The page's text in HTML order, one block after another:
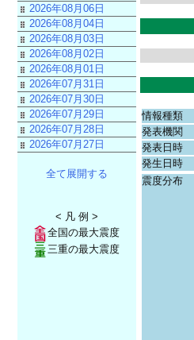
2026年08月06日
2026年08月04日
2026年08月03日
2026年08月02日
2026年08月01日
2026年07月31日
2026年07月30日
2026年07月29日
2026年07月28日
2026年07月27日
全て展開する
< 凡 例 >
全国の最大震度
三重の最大震度
情報種類
発表機関
発表日時
発生日時
震度分布